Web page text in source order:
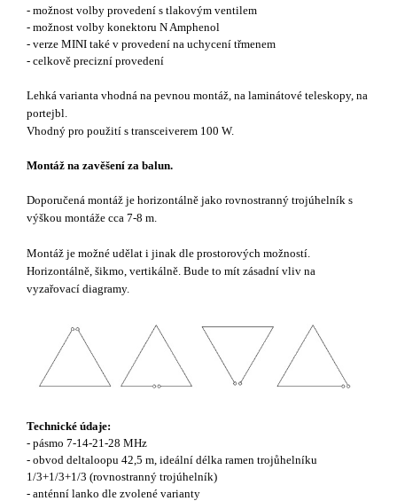
- možnost volby provedení s tlakovým ventilem
- možnost volby konektoru N Amphenol
- verze MINI také v provedení na uchycení třmenem
- celkově precizní provedení
Lehká varianta vhodná na pevnou montáž, na laminátové teleskopy, na
portejbl.
Vhodný pro použití s transceiverem 100 W.
Montáž na zavěšení za balun.
Doporučená montáž je horizontálně jako rovnostranný trojúhelník s
výškou montáže cca 7-8 m.
Montáž je možné udělat i jinak dle prostorových možností.
Horizontálně, šikmo, vertikálně. Bude to mít zásadní vliv na
vyzařovací diagramy.
Technické údaje:
- pásmo 7-14-21-28 MHz
- obvod deltaloopu 42,5 m, ideální délka ramen trojůhelníku
1/3+1/3+1/3 (rovnostranný trojúhelník)
- anténní lanko dle zvolené varianty